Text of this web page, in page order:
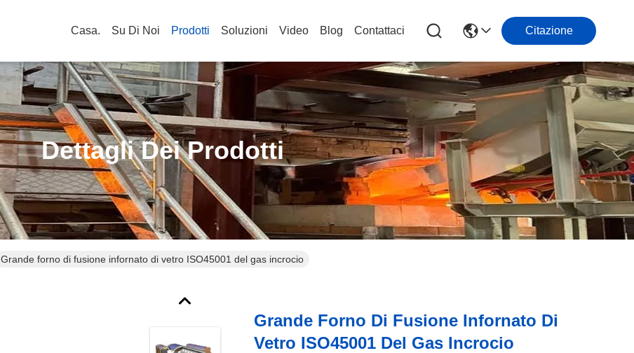
Casa. Su Di Noi Prodotti Soluzioni Video Blog Contattaci Citazione
Dettagli Dei Prodotti
Grande forno di fusione infornato di vetro ISO45001 del gas incrocio
Grande Forno Di Fusione Infornato Di
Vetro ISO45001 Del Gas Incrocio